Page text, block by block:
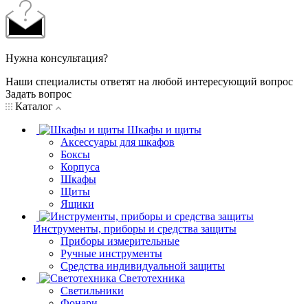
Нужна консультация?
Наши специалисты ответят на любой интересующий вопрос
Задать вопрос
Каталог
Шкафы и щиты
Аксессуары для шкафов
Боксы
Корпуса
Шкафы
Щиты
Ящики
Инструменты, приборы и средства защиты
Приборы измерительные
Ручные инструменты
Средства индивидуальной защиты
Светотехника
Светильники